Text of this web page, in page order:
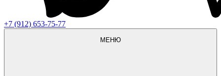
+7 (912) 653-75-77
МЕНЮ